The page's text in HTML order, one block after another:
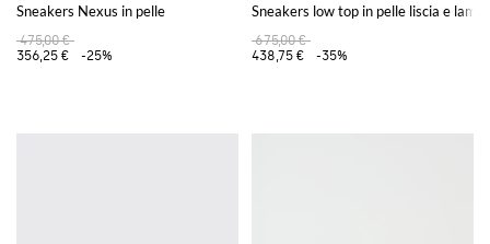
Sneakers Nexus in pelle
475,00 €
356,25 €
-25%
Sneakers low top in pelle liscia e
675,00 €
438,75 €
-35%